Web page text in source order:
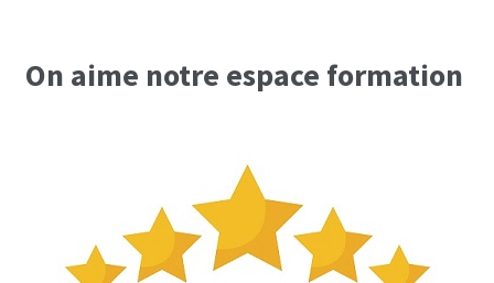
On aime notre espace formation